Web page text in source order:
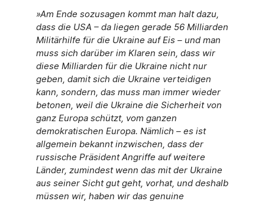
»Am Ende sozusagen kommt man halt dazu,
dass die USA – da liegen gerade 56 Milliarden
Militärhilfe für die Ukraine auf Eis – und man
muss sich darüber im Klaren sein, dass wir
diese Milliarden für die Ukraine nicht nur
geben, damit sich die Ukraine verteidigen
kann, sondern, das muss man immer wieder
betonen, weil die Ukraine die Sicherheit von
ganz Europa schützt, vom ganzen
demokratischen Europa. Nämlich – es ist
allgemein bekannt inzwischen, dass der
russische Präsident Angriffe auf weitere
Länder, zumindest wenn das mit der Ukraine
aus seiner Sicht gut geht, vorhat, und deshalb
müssen wir, haben wir das genuine